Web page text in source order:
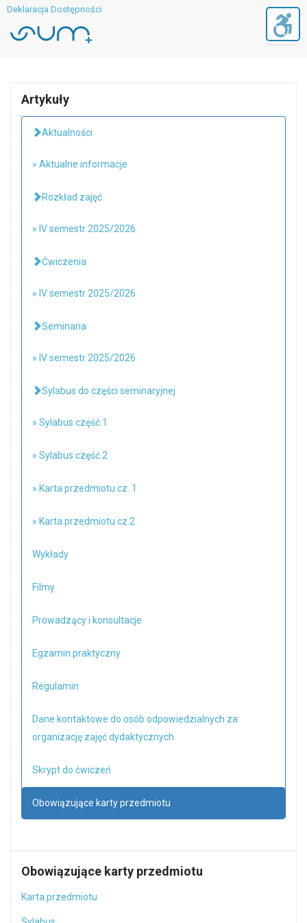
Deklaracja Dostępności
Artykuły
Aktualności
» Aktualne informacje
Rozkład zajęć
» IV semestr 2025/2026
Ćwiczenia
» IV semestr 2025/2026
Seminaria
» IV semestr 2025/2026
Sylabus do części seminaryjnej
» Sylabus część 1
» Sylabus część 2
» Karta przedmiotu cz. 1
» Karta przedmiotu cz.2
Wykłady
Filmy
Prowadzący i konsultacje
Egzamin praktyczny
Regulamin
Dane kontaktowe do osób odpowiedzialnych za
organizację zajęć dydaktycznych
Skrypt do ćwiczeń
Obowiązujące karty przedmiotu
Obowiązujące karty przedmiotu
Karta przedmiotu